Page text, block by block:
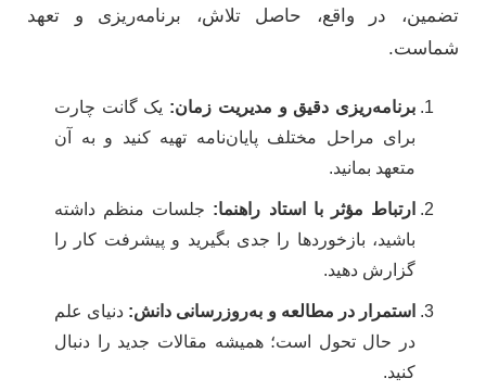
تضمین، در واقع، حاصل تلاش، برنامه‌ریزی و تعهد
شماست.
برنامه‌ریزی دقیق و مدیریت زمان: یک گانت چارت
برای مراحل مختلف پایان‌نامه تهیه کنید و به آن
متعهد بمانید.
ارتباط مؤثر با استاد راهنما: جلسات منظم داشته
باشید، بازخوردها را جدی بگیرید و پیشرفت کار را
گزارش دهید.
استمرار در مطالعه و به‌روزرسانی دانش: دنیای علم
در حال تحول است؛ همیشه مقالات جدید را دنبال
کنید.